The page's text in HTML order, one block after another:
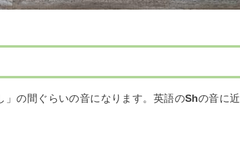
」の間ぐらいの音になります。英語のShの音に近